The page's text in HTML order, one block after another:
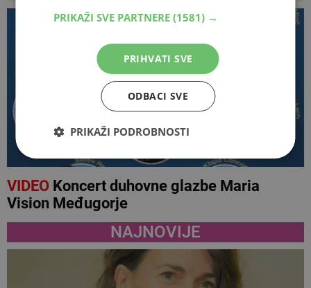
VIDEOKoncert duhovne glazbe Maria
Vision Međugorje
NAJNOVIJE
PRIKAŽI SVE PARTNERE (1581) →
PRIHVATI SVE
ODBACI SVE
PRIKAŽI PODROBNOSTI